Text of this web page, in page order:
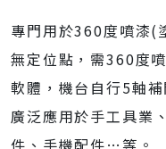
專門用於360度噴漆(
無定位點，需360度
軟體，機台自行5軸
廣泛應用於手工具業
件、手機配件…等。